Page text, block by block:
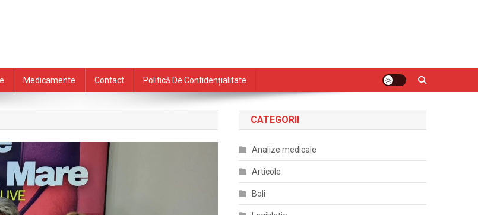
Medicamente Contact Politică De Confidențialitate
CATEGORII
Analize medicale
Articole
Boli